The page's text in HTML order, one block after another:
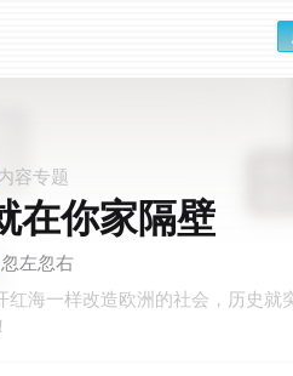
容专题
在你家隔壁
忽左忽右
海一样改造欧洲的社会，历史就